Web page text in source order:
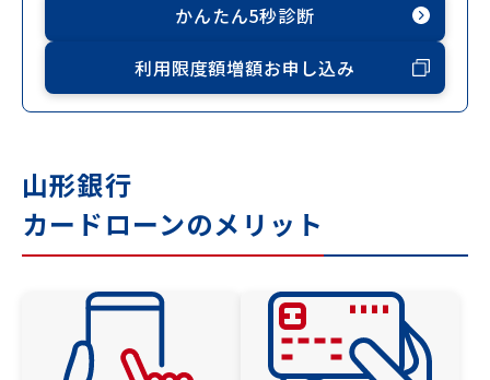
かんたん5秒診断
利用限度額増額お申し込み
山形銀行
カードローンのメリット